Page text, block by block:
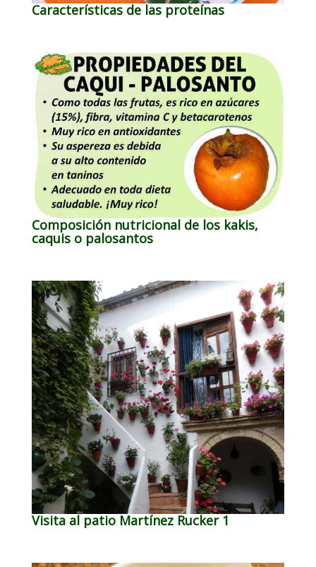
Características de las proteínas
Composición nutricional de los kakis,
caquis o palosantos
Visita al patio Martínez Rucker 1